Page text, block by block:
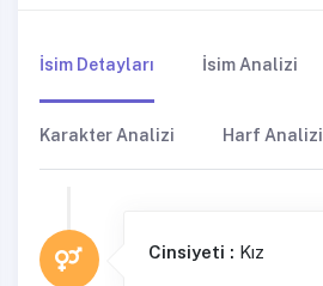
İsim Detayları İsim Analizi
Karakter Analizi Harf Analizi
Cinsiyeti : Kız